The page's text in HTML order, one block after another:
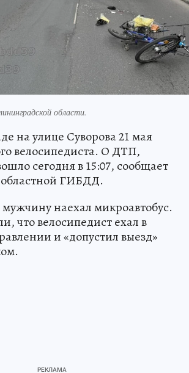
области.
на улице Суворова 21 мая
велосипедиста. О ДТП,
сегодня в 15:07, сообщает
ГИБДД.
наехал микроавтобус.
что велосипедист ехал в
и «допустил выезд»